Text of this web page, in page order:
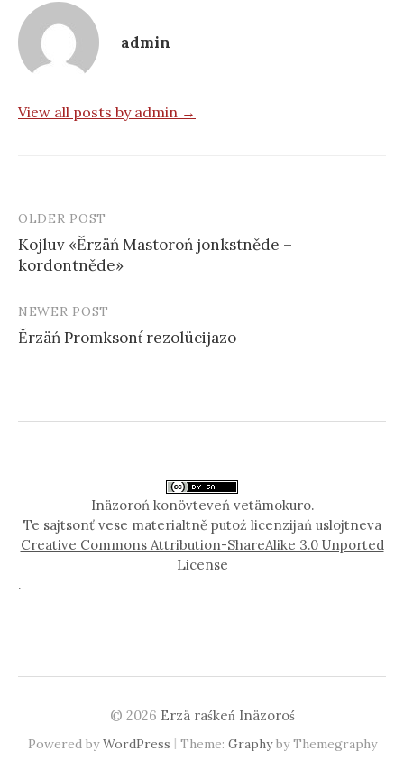
admin
View all posts by admin →
Post
navigation
OLDER POST
Kojluv «Ěrzäń Mastoroń jonkstněde –
kordontněde»
NEWER POST
Ěrzäń Promksont́ rezolücijazo
Inäzoroń konövteveń vetämokuro.
Te sajtsonť vese materialtně putoź licenzijań uslojtneva
Creative Commons Attribution-ShareAlike 3.0 Unported
License
.
© 2026 Erzä raśkeń Inäzoroś
Powered byWordPress | Theme: Graphyby Themegraphy